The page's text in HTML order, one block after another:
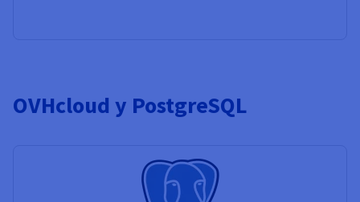
OVHcloud y PostgreSQL